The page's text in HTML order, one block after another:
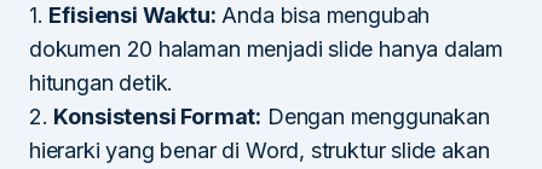
1. Efisiensi Waktu: Anda bisa mengubah
dokumen 20 halaman menjadi slide hanya dalam
hitungan detik.
2. Konsistensi Format: Dengan menggunakan
hierarki yang benar di Word, struktur slide akan